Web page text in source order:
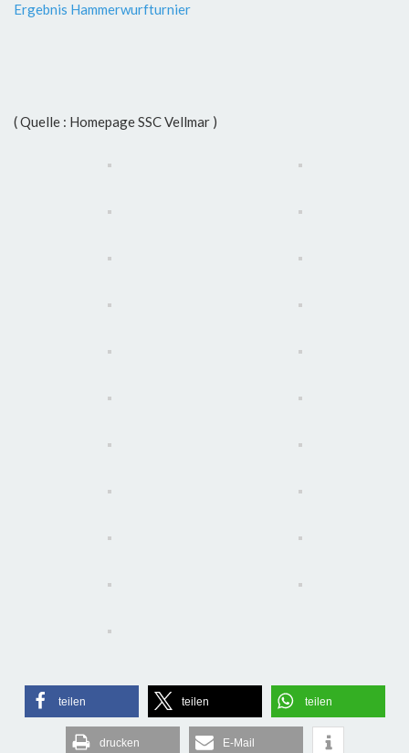
Ergebnis Hammerwurfturnier
( Quelle : Homepage SSC Vellmar )
teilen teilen teilen
drucken E-Mail